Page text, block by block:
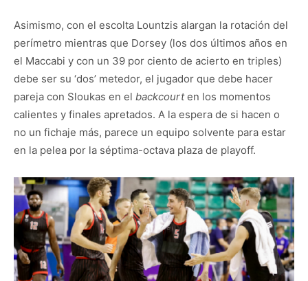
Asimismo, con el escolta Lountzis alargan la rotación del
perímetro mientras que Dorsey (los dos últimos años en
el Maccabi y con un 39 por ciento de acierto en triples)
debe ser su ‘dos’ metedor, el jugador que debe hacer
pareja con Sloukas en el backcourten los momentos
calientes y finales apretados. A la espera de si hacen o
no un fichaje más, parece un equipo solvente para estar
en la pelea por la séptima-octava plaza de playoff.